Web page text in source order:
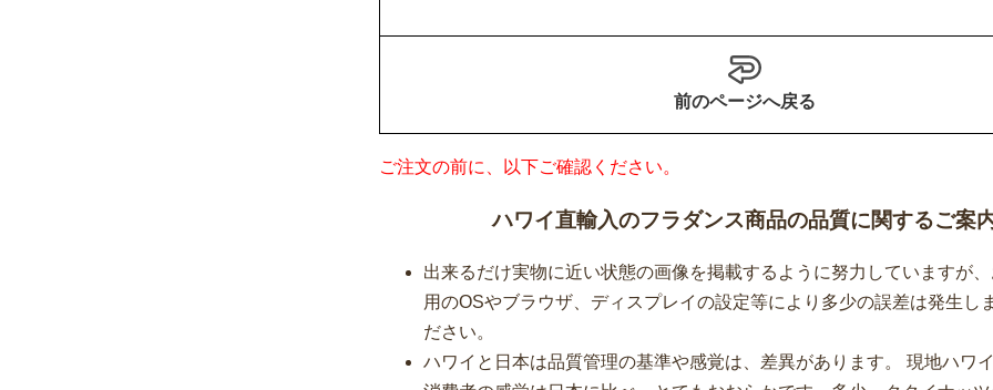
前のページへ戻る
ご注文の前に、以下ご確認ください。
ハワイ直輸入のフラダンス商品の品質に関するご案
出来るだけ実物に近い状態の画像を掲載するように努力していますが
用のOSやブラウザ、ディスプレイの設定等により多少の誤差は発生し
ださい。
ハワイと日本は品質管理の基準や感覚は、差異があります。 現地ハワ